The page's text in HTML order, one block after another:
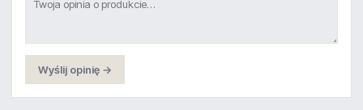
Wyślij opinię →